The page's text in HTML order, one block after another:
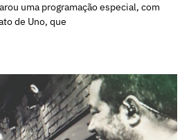
uma programação especial, com
de Uno, que